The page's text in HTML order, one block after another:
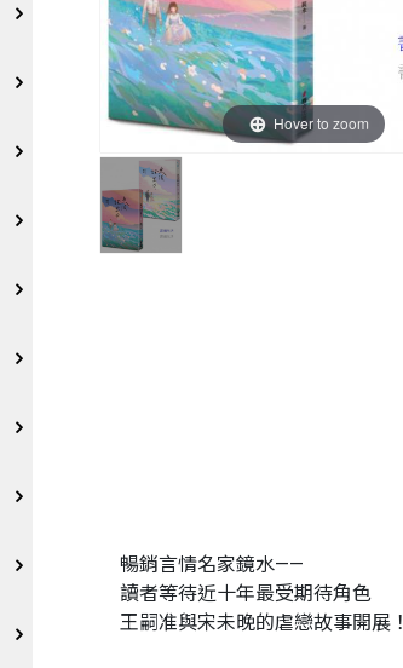
Hover to zoom
暢銷言情名家鏡水——
讀者等待近十年最受期待角色
王嗣准與宋未晚的虐戀故事開展！